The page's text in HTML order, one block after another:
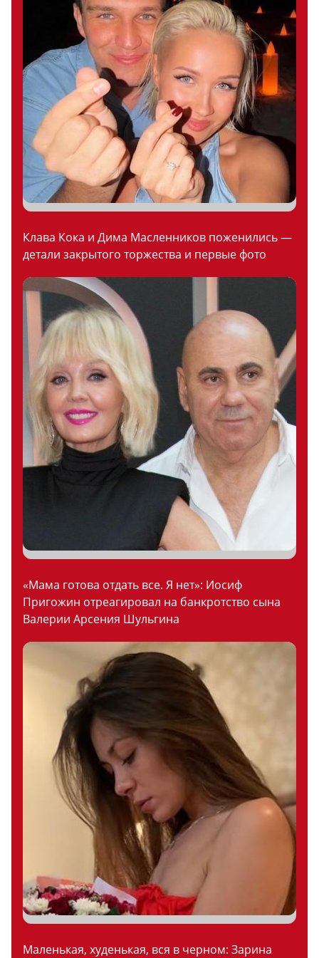
Клава Кока и Дима Масленников поженились —
детали закрытого торжества и первые фото
«Мама готова отдать все. Я нет»: Иосиф
Пригожин отреагировал на банкротство сына
Валерии Арсения Шульгина
Маленькая, худенькая, вся в черном: Зарина